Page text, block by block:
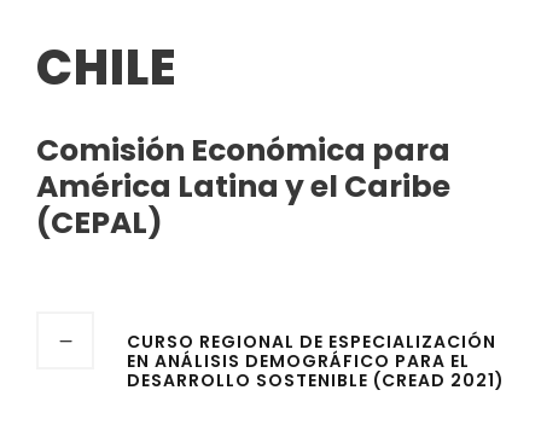
CHILE
Comisión Económica para
América Latina y el Caribe
(CEPAL)
CURSO REGIONAL DE ESPECIALIZACIÓN
EN ANÁLISIS DEMOGRÁFICO PARA EL
DESARROLLO SOSTENIBLE (CREAD 2021)